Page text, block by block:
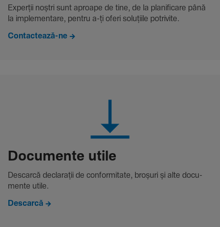
Experții noștri sunt aproape de tine, de la plani­fi­care până
la imple­men­tare, pentru a-ți oferi solu­țiile potri­vite.
Contactează-ne
Docu­mente utile
Descarcă decla­rații de conformitate, broșuri și alte docu­
mente utile.
Descarcă